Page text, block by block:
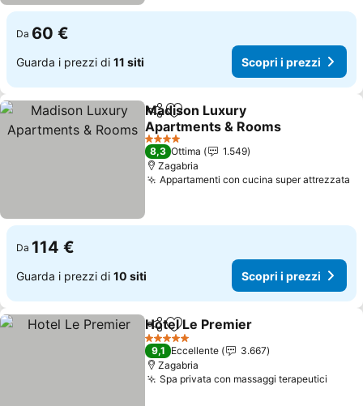
Da 60 €
Guarda i prezzi di 11 siti Scopri i prezzi
CondividiAggiungi ai preferiti
Madison Luxury
Apartments & Rooms
Scopri i prezzi
4 Stelle
8,3 Ottima
1.549
Zagabria
Appartamenti con cucina super attrezzata
Da 114 €
Guarda i prezzi di 10 siti Scopri i prezzi
CondividiAggiungi ai preferiti
Hotel Le Premier
5 Stelle
9,1 Eccellente
3.667
Zagabria
Spa privata con massaggi terapeutici